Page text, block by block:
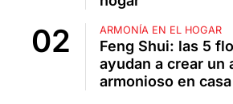
ARMONÍA EN EL HOGAR
Feng Shui: las 5
ayudan a crear un
armonioso en casa